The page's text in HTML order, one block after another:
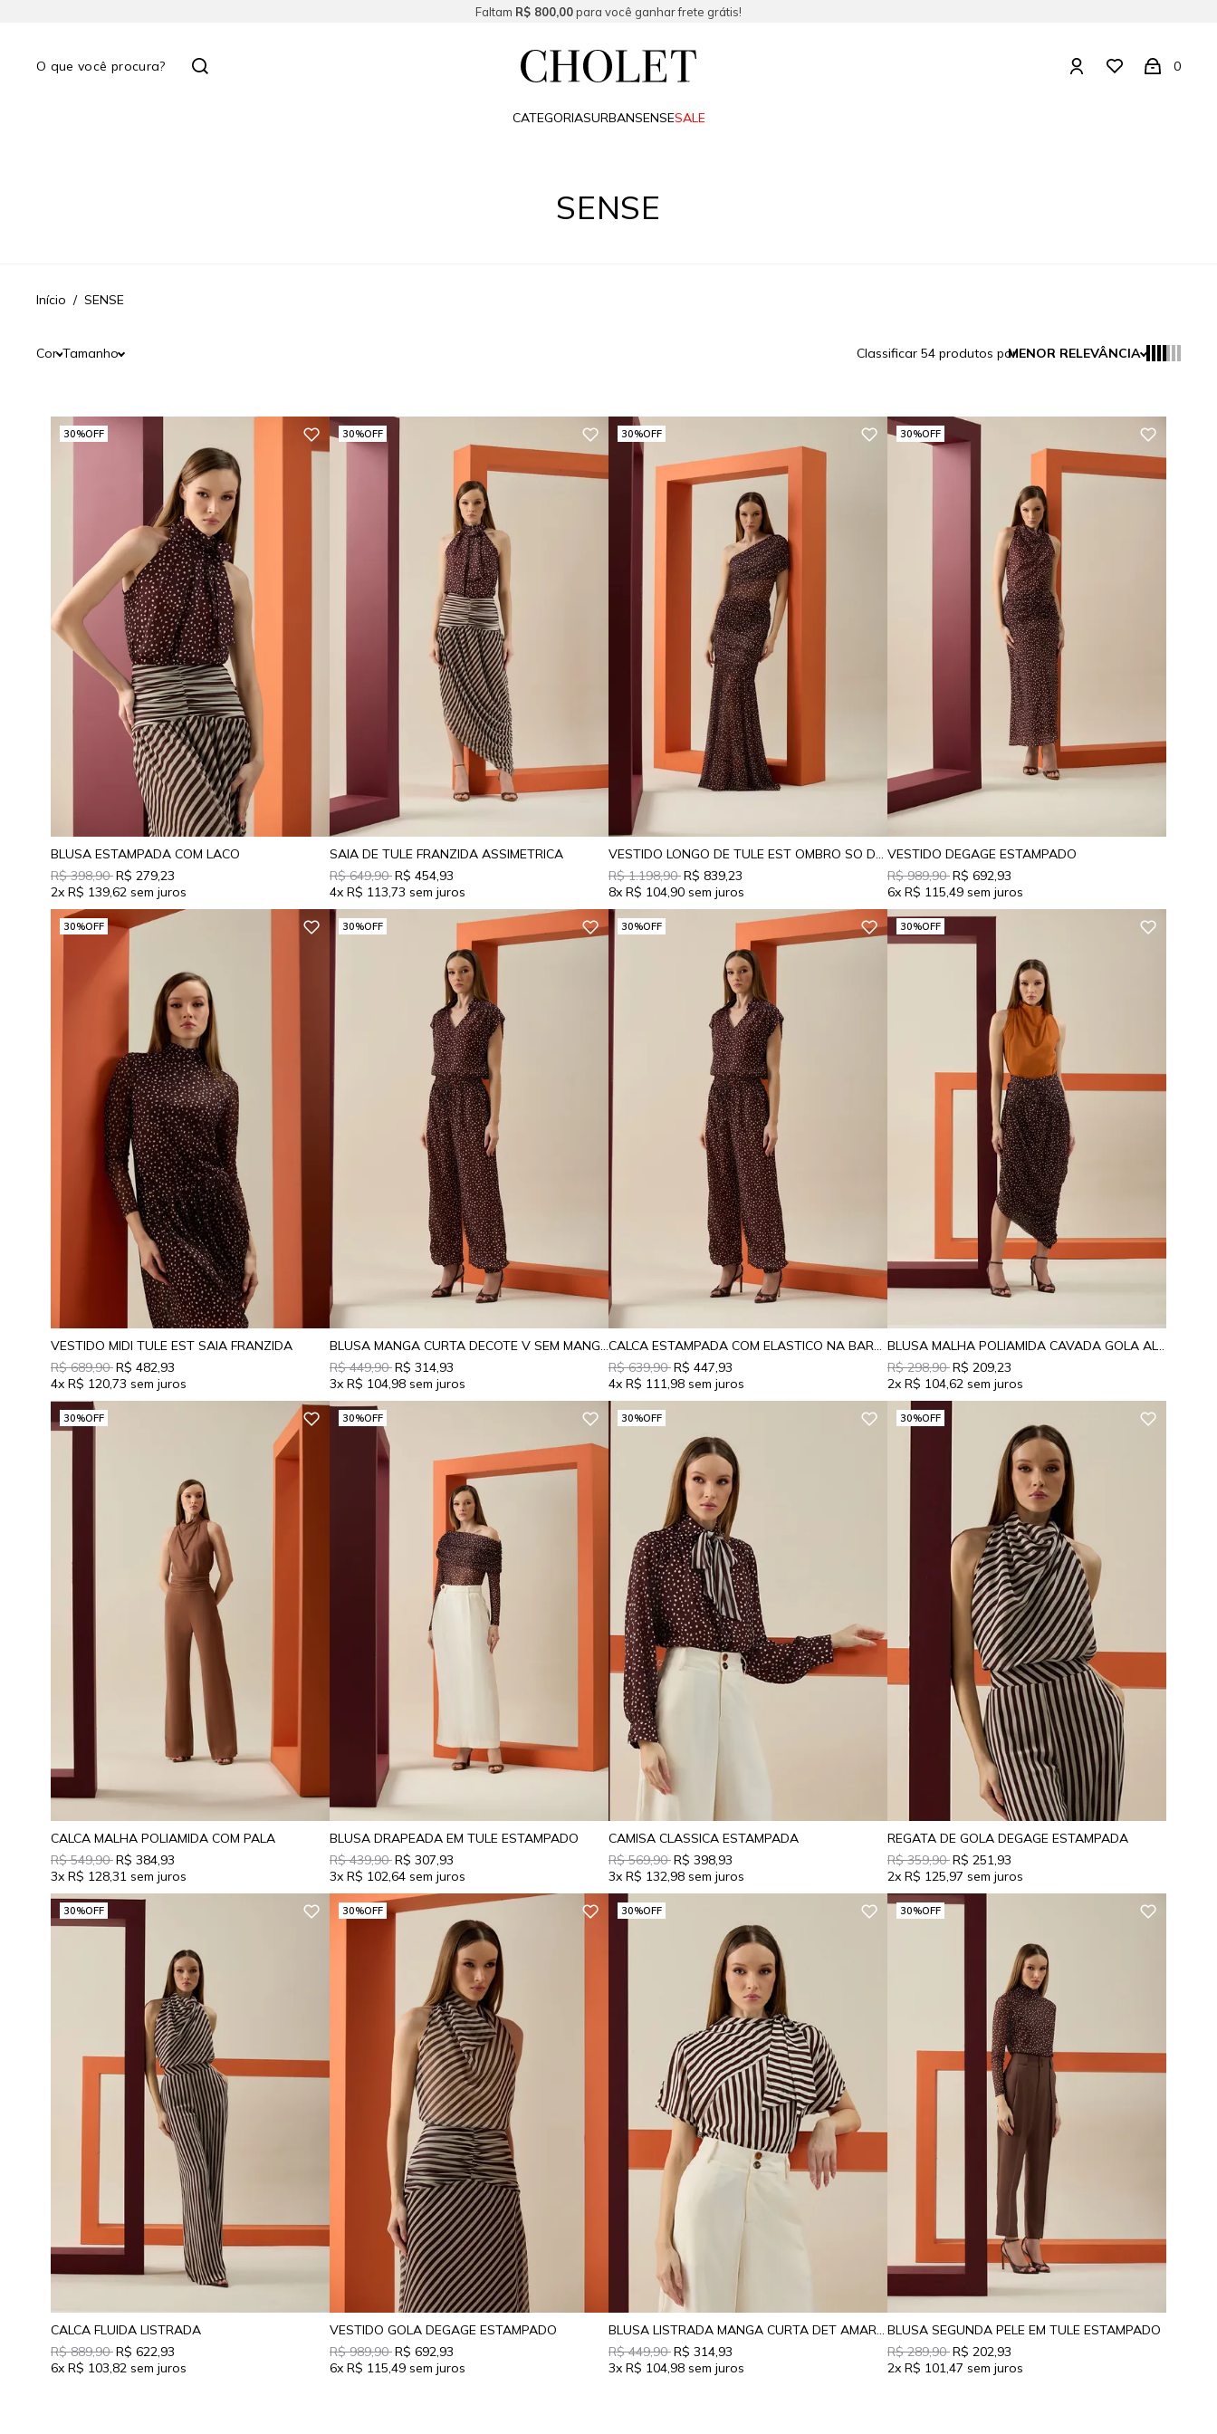
Faltam R$ 800,00para você ganhar frete grátis!
0
CATEGORIASURBANSENSESALE
SENSE
Início SENSE
Classificar 54 produtos porMENOR RELEVÂNCIA
Cor Tamanho
30%OFF
BLUSA ESTAMPADA COM LACO
R$ 398,90R$ 279,23
2x R$ 139,62
30%OFF
SAIA DE TULE FRANZIDA ASSIMETRICA
R$ 649,90R$ 454,93
4x R$ 113,73
30%OFF
R$ 1.198,90R$ 839,23
8x R$ 104,90
30%OFF
VESTIDO DEGAGE ESTAMPADO
R$ 989,90R$ 692,93
6x R$ 115,49
30%OFF
VESTIDO MIDI TULE EST SAIA FRANZIDA
R$ 689,90R$ 482,93
4x R$ 120,73
30%OFF
BLUSA MANGA CURTA DECOTE V SEM MANGA
R$ 449,90R$ 314,93
3x R$ 104,98
30%OFF
CALCA ESTAMPADA COM ELASTICO NA BARRA
R$ 639,90R$ 447,93
4x R$ 111,98
30%OFF
BLUSA MALHA POLIAMIDA CAVADA GOLA ALTA
R$ 298,90R$ 209,23
2x R$ 104,62
30%OFF
CALCA MALHA POLIAMIDA COM PALA
R$ 549,90R$ 384,93
3x R$ 128,31
30%OFF
BLUSA DRAPEADA EM TULE ESTAMPADO
R$ 439,90R$ 307,93
3x R$ 102,64
30%OFF
CAMISA CLASSICA ESTAMPADA
R$ 569,90R$ 398,93
3x R$ 132,98
30%OFF
REGATA DE GOLA DEGAGE ESTAMPADA
R$ 359,90R$ 251,93
2x R$ 125,97
30%OFF
CALCA FLUIDA LISTRADA
R$ 889,90R$ 622,93
6x R$ 103,82
30%OFF
VESTIDO GOLA DEGAGE ESTAMPADO
R$ 989,90R$ 692,93
6x R$ 115,49
30%OFF
BLUSA LISTRADA MANGA CURTA DET AMARRACAO
R$ 449,90R$ 314,93
3x R$ 104,98
30%OFF
BLUSA SEGUNDA PELE EM TULE ESTAMPADO
R$ 289,90R$ 202,93
2x R$ 101,47